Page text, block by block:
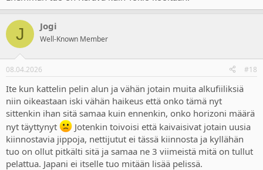
J Jogi
Well-Known Member
08.04.2026 #18
Ite kun kattelin pelin alun ja vähän jotain muita alkufiiliksiä
niin oikeastaan iski vähän haikeus että onko tämä nyt
sittenkin ihan sitä samaa kuin ennenkin, onko horizoni määrä
nyt täyttynyt
Jotenkin toivoisi että kaivaisivat jotain uusia
kiinnostavia jippoja, nettijutut ei tässä kiinnosta ja kyllähän
tuo on ollut pitkälti sitä ja samaa ne 3 viimeistä mitä on tullut
pelattua. Japani ei itselle tuo mitään lisää pelissä.